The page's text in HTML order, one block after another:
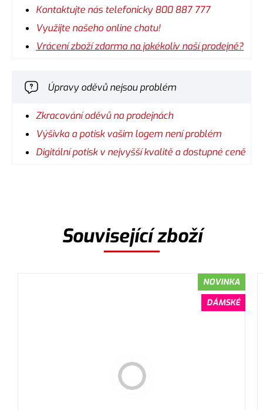
Kontaktujte nás telefonicky 800 887 777
Využijte našeho online chatu!
Vrácení zboží zdarma na jakékoliv naší prodejně?
Úpravy oděvů nejsou problém
Zkracování oděvů na prodejnách
Výšivka a potisk vašim logem není problém
Digitální potisk v nejvyšší kvalitě a dostupné ceně
Související zboží
NOVINKA
DÁMSKÉ